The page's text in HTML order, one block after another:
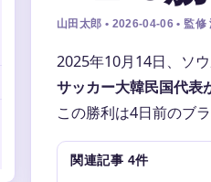
山田太郎 • 2026-04-06 • 監修
2025年10月14日、ソ
サッカー大韓民国代表
この勝利は4日前のブ
関連記事 4件